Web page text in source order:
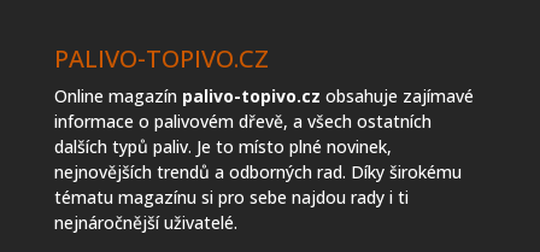
PALIVO-TOPIVO.CZ
Online magazín palivo-topivo.cz obsahuje zajímavé
informace o palivovém dřevě, a všech ostatních
dalších typů paliv. Je to místo plné novinek,
nejnovějších trendů a odborných rad. Díky širokému
tématu magazínu si pro sebe najdou rady i ti
nejnáročnější uživatelé.